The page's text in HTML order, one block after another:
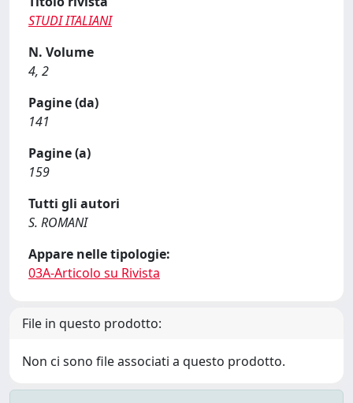
STUDI ITALIANI
N. Volume
4, 2
Pagine (da)
141
Pagine (a)
159
Tutti gli autori
S. ROMANI
Appare nelle tipologie:
03A-Articolo su Rivista
File in questo prodotto:
Non ci sono file associati a questo prodotto.